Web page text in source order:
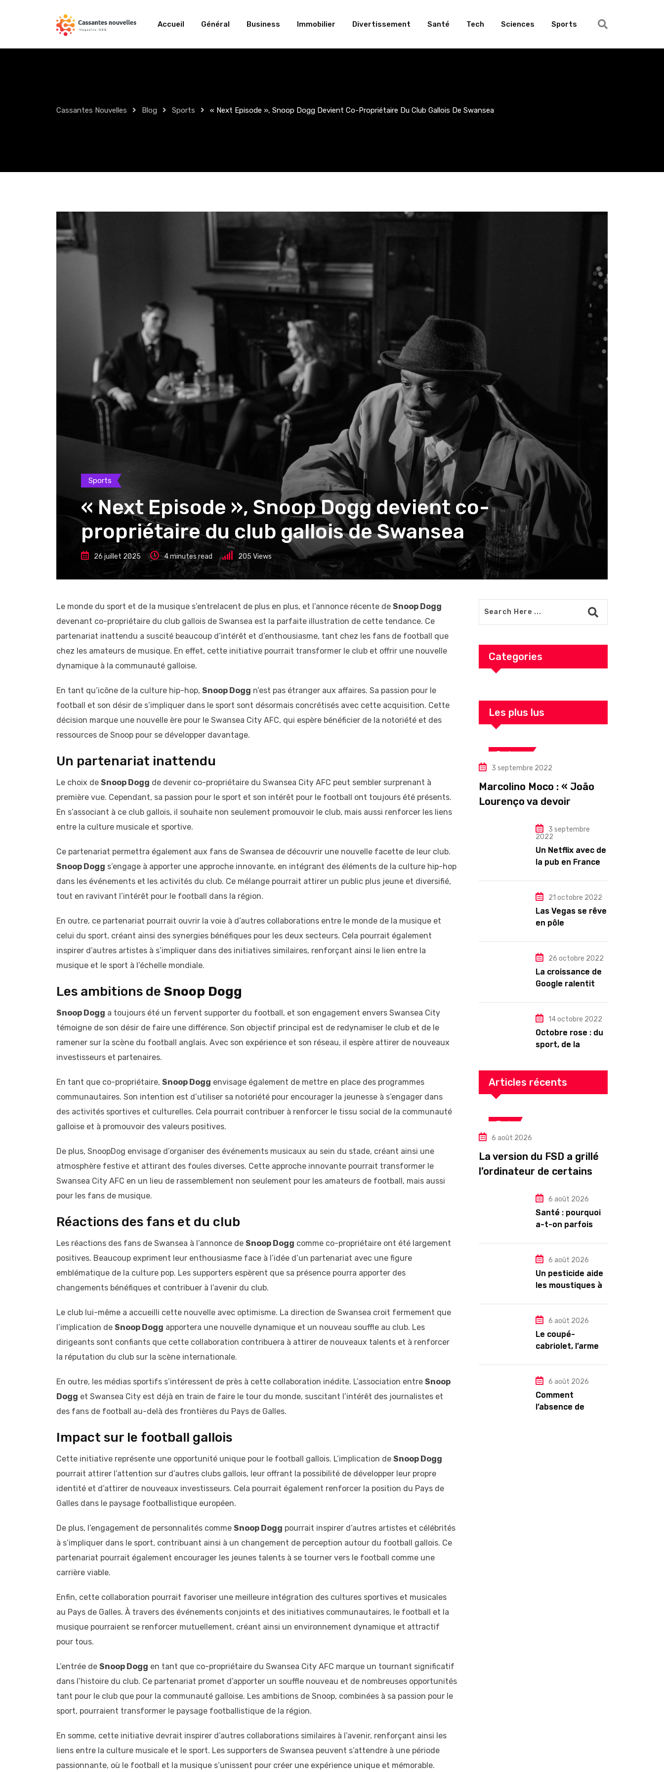
Accueil Général Business Immobilier Divertissement Santé Tech Sciences Sports
Cassantes Nouvelles Blog Sports « Next Episode », Snoop Dogg Devient Co-Propriétaire Du Club Gallois De Swansea
Sports
« Next Episode », Snoop Dogg devient co-
propriétaire du club gallois de Swansea
26 juillet 2025 4 minutes read 205 Views
Le monde du sport et de la musique s’entrelacent de plus en plus, et l’annonce récente de Snoop Dogg
devenant co-propriétaire du club gallois de Swansea est la parfaite illustration de cette tendance. Ce
partenariat inattendu a suscité beaucoup d’intérêt et d’enthousiasme, tant chez les fans de football que
chez les amateurs de musique. En effet, cette initiative pourrait transformer le club et offrir une nouvelle
dynamique à la communauté galloise.
En tant qu’icône de la culture hip-hop, Snoop Dogg n’est pas étranger aux affaires. Sa passion pour le
football et son désir de s’impliquer dans le sport sont désormais concrétisés avec cette acquisition. Cette
décision marque une nouvelle ère pour le Swansea City AFC, qui espère bénéficier de la notoriété et des
ressources de Snoop pour se développer davantage.
Un partenariat inattendu
Le choix de Snoop Dogg de devenir co-propriétaire du Swansea City AFC peut sembler surprenant à
première vue. Cependant, sa passion pour le sport et son intérêt pour le football ont toujours été présents.
En s’associant à ce club gallois, il souhaite non seulement promouvoir le club, mais aussi renforcer les liens
entre la culture musicale et sportive.
Ce partenariat permettra également aux fans de Swansea de découvrir une nouvelle facette de leur club.
Snoop Dogg s’engage à apporter une approche innovante, en intégrant des éléments de la culture hip-hop
dans les événements et les activités du club. Ce mélange pourrait attirer un public plus jeune et diversifié,
tout en ravivant l’intérêt pour le football dans la région.
En outre, ce partenariat pourrait ouvrir la voie à d’autres collaborations entre le monde de la musique et
celui du sport, créant ainsi des synergies bénéfiques pour les deux secteurs. Cela pourrait également
inspirer d’autres artistes à s’impliquer dans des initiatives similaires, renforçant ainsi le lien entre la
musique et le sport à l’échelle mondiale.
Les ambitions de Snoop Dogg
Snoop Dogg a toujours été un fervent supporter du football, et son engagement envers Swansea City
témoigne de son désir de faire une différence. Son objectif principal est de redynamiser le club et de le
ramener sur la scène du football anglais. Avec son expérience et son réseau, il espère attirer de nouveaux
investisseurs et partenaires.
En tant que co-propriétaire, Snoop Dogg envisage également de mettre en place des programmes
communautaires. Son intention est d’utiliser sa notoriété pour encourager la jeunesse à s’engager dans
des activités sportives et culturelles. Cela pourrait contribuer à renforcer le tissu social de la communauté
galloise et à promouvoir des valeurs positives.
De plus, SnoopDog envisage d’organiser des événements musicaux au sein du stade, créant ainsi une
atmosphère festive et attirant des foules diverses. Cette approche innovante pourrait transformer le
Swansea City AFC en un lieu de rassemblement non seulement pour les amateurs de football, mais aussi
pour les fans de musique.
Réactions des fans et du club
Les réactions des fans de Swansea à l’annonce de Snoop Dogg comme co-propriétaire ont été largement
positives. Beaucoup expriment leur enthousiasme face à l’idée d’un partenariat avec une figure
emblématique de la culture pop. Les supporters espèrent que sa présence pourra apporter des
changements bénéfiques et contribuer à l’avenir du club.
Le club lui-même a accueilli cette nouvelle avec optimisme. La direction de Swansea croit fermement que
l’implication de Snoop Dogg apportera une nouvelle dynamique et un nouveau souffle au club. Les
dirigeants sont confiants que cette collaboration contribuera à attirer de nouveaux talents et à renforcer
la réputation du club sur la scène internationale.
En outre, les médias sportifs s’intéressent de près à cette collaboration inédite. L’association entre Snoop
Dogg et Swansea City est déjà en train de faire le tour du monde, suscitant l’intérêt des journalistes et
des fans de football au-delà des frontières du Pays de Galles.
Impact sur le football gallois
Cette initiative représente une opportunité unique pour le football gallois. L’implication de Snoop Dogg
pourrait attirer l’attention sur d’autres clubs gallois, leur offrant la possibilité de développer leur propre
identité et d’attirer de nouveaux investisseurs. Cela pourrait également renforcer la position du Pays de
Galles dans le paysage footballistique européen.
De plus, l’engagement de personnalités comme Snoop Dogg pourrait inspirer d’autres artistes et célébrités
à s’impliquer dans le sport, contribuant ainsi à un changement de perception autour du football gallois. Ce
partenariat pourrait également encourager les jeunes talents à se tourner vers le football comme une
carrière viable.
Enfin, cette collaboration pourrait favoriser une meilleure intégration des cultures sportives et musicales
au Pays de Galles. À travers des événements conjoints et des initiatives communautaires, le football et la
musique pourraient se renforcer mutuellement, créant ainsi un environnement dynamique et attractif
pour tous.
L’entrée de Snoop Dogg en tant que co-propriétaire du Swansea City AFC marque un tournant significatif
dans l’histoire du club. Ce partenariat promet d’apporter un souffle nouveau et de nombreuses opportunités
tant pour le club que pour la communauté galloise. Les ambitions de Snoop, combinées à sa passion pour le
sport, pourraient transformer le paysage footballistique de la région.
En somme, cette initiative devrait inspirer d’autres collaborations similaires à l’avenir, renforçant ainsi les
liens entre la culture musicale et le sport. Les supporters de Swansea peuvent s’attendre à une période
passionnante, où le football et la musique s’unissent pour créer une expérience unique et mémorable.
Categories
Les plus lus
Business
3 septembre 2022
Marcolino Moco : « João
Lourenço va devoir
illégitimité visible »
3 septembre
2022
Un Netflix avec de
la pub en France
pour les abonnés
?
21 octobre 2022
Las Vegas se rêve
en pôle
26 octobre 2022
La croissance de
Google ralentit
14 octobre 2022
Octobre rose : du
sport, de la
gourmandise ! Un
programme riche
en Auvergne
Articles récents
Tech
6 août 2026
La version du FSD a grillé
l’ordinateur de certains
6 août 2026
Santé : pourquoi
a-t-on parfois
dormant ?
6 août 2026
Un pesticide aide
les moustiques à
6 août 2026
Le coupé-
cabriolet, l’arme
CC TCE 180 ou VW
Eos TSI 210 ?
6 août 2026
Comment
l’absence de